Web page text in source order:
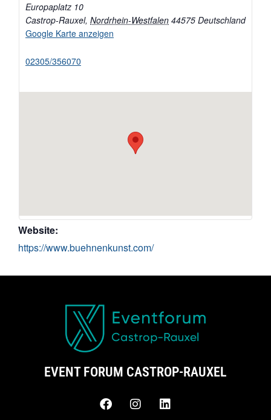
Europaplatz 10
Castrop-Rauxel, Nordrhein-Westfalen 44575 Deutschland
Google Karte anzeigen
02305/356070
Website:
https://www.buehnenkunst.com/
EVENT FORUM CASTROP-RAUXEL